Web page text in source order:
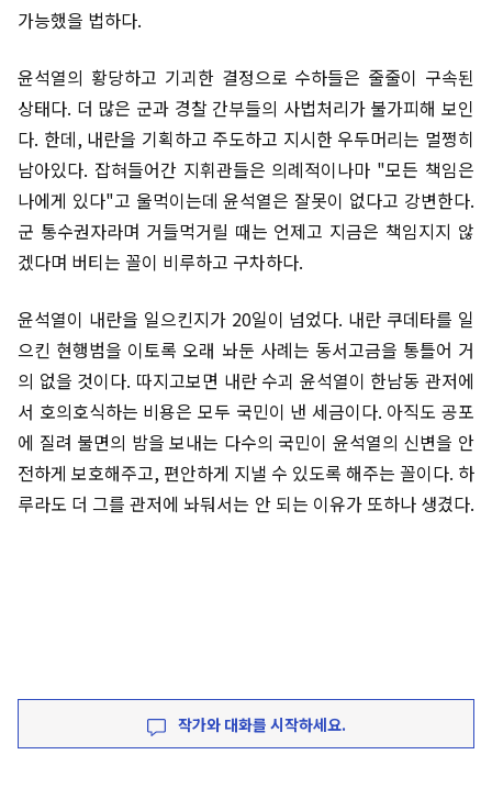
가능했을 법하다.
윤석열의 황당하고 기괴한 결정으로 수하들은 줄줄이 구속된
상태다. 더 많은 군과 경찰 간부들의 사법처리가 불가피해 보인
다. 한데, 내란을 기획하고 주도하고 지시한 우두머리는 멀쩡히
남아있다. 잡혀들어간 지휘관들은 의례적이나마 "모든 책임은
나에게 있다"고 울먹이는데 윤석열은 잘못이 없다고 강변한다.
군 통수권자라며 거들먹거릴 때는 언제고 지금은 책임지지 않
겠다며 버티는 꼴이 비루하고 구차하다.
윤석열이 내란을 일으킨지가 20일이 넘었다. 내란 쿠데타를 일
으킨 현행범을 이토록 오래 놔둔 사례는 동서고금을 통틀어 거
의 없을 것이다. 따지고보면 내란 수괴 윤석열이 한남동 관저에
서 호의호식하는 비용은 모두 국민이 낸 세금이다. 아직도 공포
에 질려 불면의 밤을 보내는 다수의 국민이 윤석열의 신변을 안
전하게 보호해주고, 편안하게 지낼 수 있도록 해주는 꼴이다. 하
루라도 더 그를 관저에 놔둬서는 안 되는 이유가 또하나 생겼다.
작가와 대화를 시작하세요.